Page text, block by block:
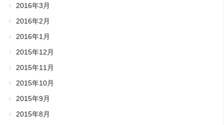
2016年3月
2016年2月
2016年1月
2015年12月
2015年11月
2015年10月
2015年9月
2015年8月